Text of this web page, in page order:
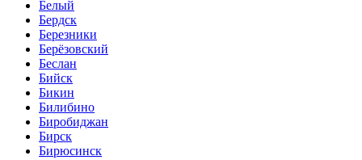
Белый
Бердск
Березники
Берёзовский
Беслан
Бийск
Бикин
Билибино
Биробиджан
Бирск
Бирюсинск